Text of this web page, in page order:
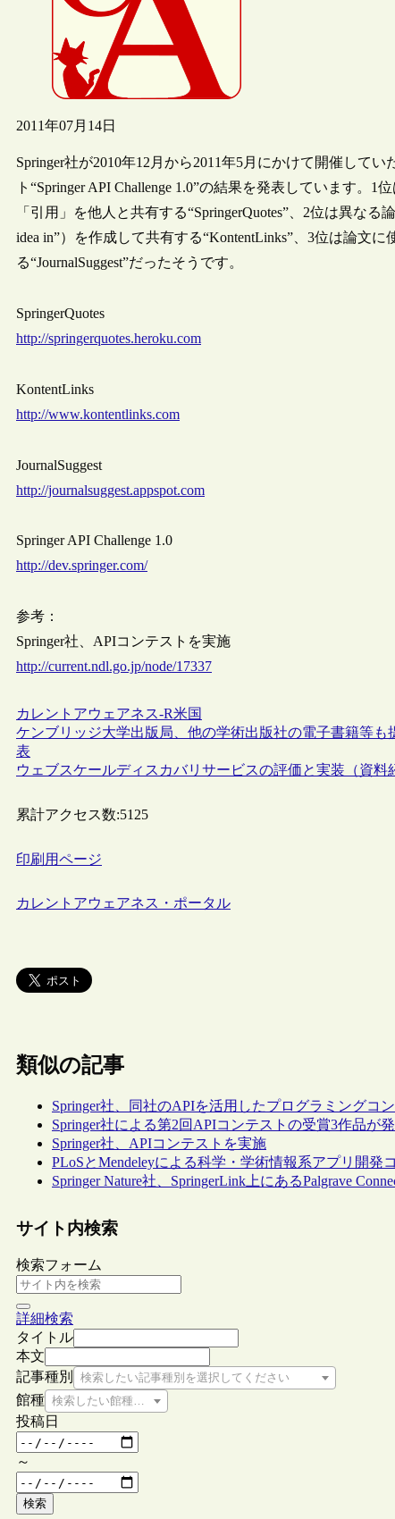
2011年07月14日
Springer社が2010年12月から2011年5月にかけて開催して
ト“Springer API Challenge 1.0”の結果を発表しています。
「引用」を他人と共有する“SpringerQuotes”、2位は異なる
idea in”）を作成して共有する“KontentLinks”、3位は論文
る“JournalSuggest”だったそうです。
SpringerQuotes
http://springerquotes.heroku.com
KontentLinks
http://www.kontentlinks.com
JournalSuggest
http://journalsuggest.appspot.com
Springer API Challenge 1.0
http://dev.springer.com/
参考：
Springer社、APIコンテストを実施
http://current.ndl.go.jp/node/17337
カレントアウェアネス-R米国
ケンブリッジ大学出版局、他の学術出版社の電子書籍等も
表
ウェブスケールディスカバリサービスの評価と実装（資料
累計アクセス数:5125
印刷用ページ
カレントアウェアネス・ポータル
類似の記事
Springer社、同社のAPIを活用したプログラミングコ
Springer社による第2回APIコンテストの受賞3作品が
Springer社、APIコンテストを実施
PLoSとMendeleyによる科学・学術情報系アプリ開
Springer Nature社、SpringerLink上にあるPalgrave
サイト内検索
検索フォーム
詳細検索
タイトル
本文
記事種別
検索したい記事種別を選択してください
館種 検索したい館種を選択してください
投稿日
～
検索